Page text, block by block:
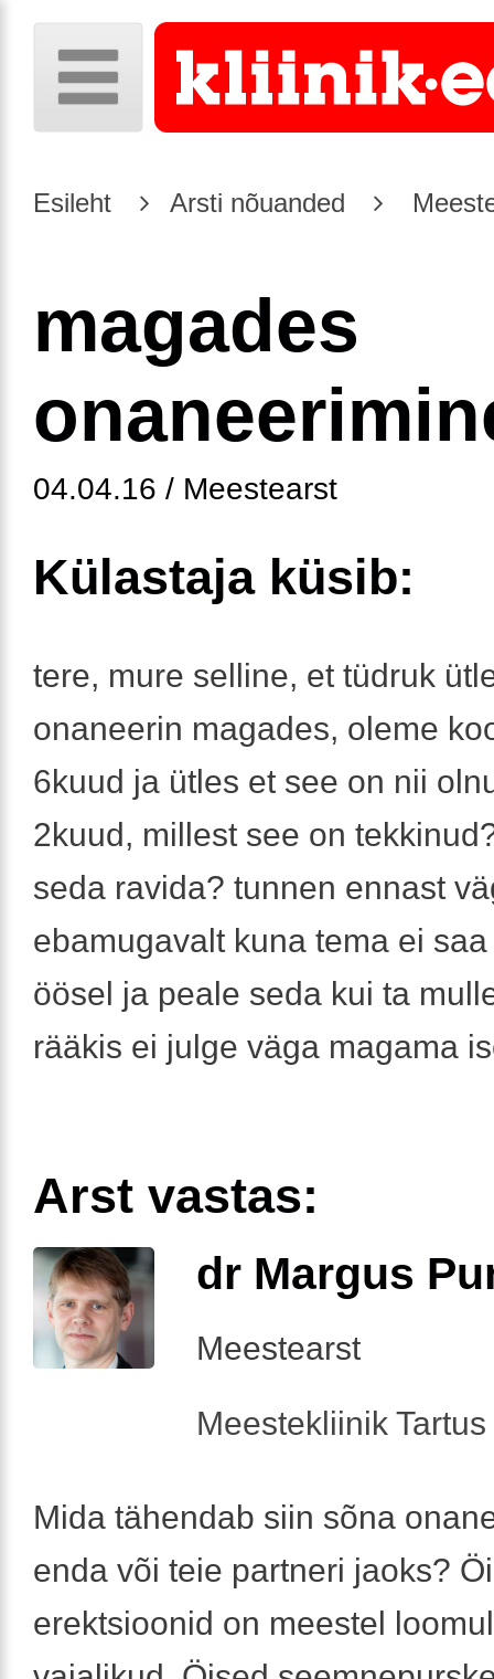
Esileht Arsti nõuanded
magades
04.04.16 / Meestearst
Külastaja küsib:
tere, mure selline, et tüdruk
onaneerin magades, oleme
6kuud ja ütles et see on nii
2kuud, millest see on
seda ravida? tunnen ennast
ebamugavalt kuna tema ei
öösel ja peale seda kui ta
rääkis ei julge väga magama
Arst vastas:
dr Margus
Meestearst
Meestekliinik
Mida tähendab siin sõna
enda või teie partneri jaoks?
erektsioonid on meestel